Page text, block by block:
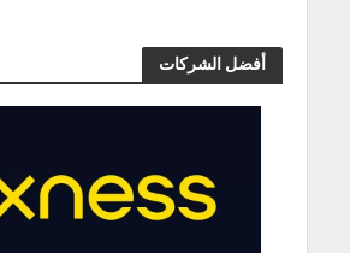
أفضل الشركات